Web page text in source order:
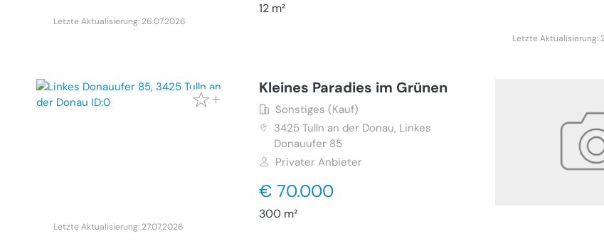
12 m²
Letzte Aktualisierung: 26.07.2026
Letzte Aktualisierung:
Kleines Paradies im Grünen
Sonstiges (Kauf)
3425 Tulln an der Donau, Linkes
Donauufer 85
Privater Anbieter
€ 70.000
300 m²
Letzte Aktualisierung: 27.07.2026